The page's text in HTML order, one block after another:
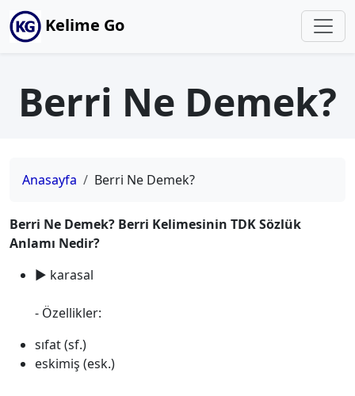
Kelime Go
Berri Ne Demek?
Anasayfa Berri Ne Demek?
Berri Ne Demek? Berri Kelimesinin TDK Sözlük
Anlamı Nedir?
► karasal
- Özellikler:
sıfat (sf.)
eskimiş (esk.)